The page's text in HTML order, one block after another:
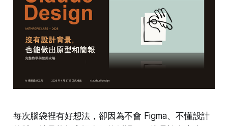
每次腦袋裡有好想法，卻因為不會 Figma、不懂設計